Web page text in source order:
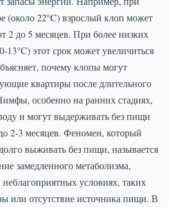
(около 22°C) взрослый клоп может
2 до 5 месяцев. При более низких
13°C) этот срок может увеличиться
почему клопы могут
квартиры после длительного
особенно на ранних стадиях,
и могут выдерживать без пищи
2-3 месяцев. Феномен, который
выживать без пищи, называется
замедленного метаболизма,
неблагоприятных условиях, таких
или отсутствие источника пищи. В